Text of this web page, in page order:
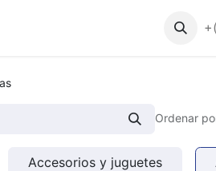
Ordenar
Accesorios y juguetes